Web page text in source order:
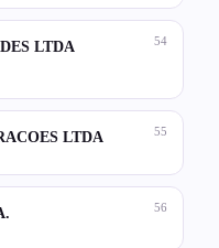
54
LTDA
55
LTDA
56